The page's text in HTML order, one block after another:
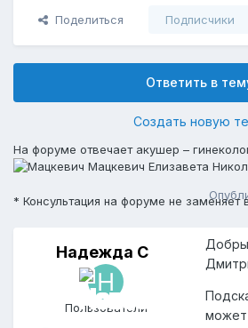
Поделиться Подписчики
Ответить в
Создать новую
На форуме отвечает акушер –
Мацкевич Елизавета
* Консультация на форуме не заменяет
Н
а
д
е
ж
Надежда С
Пользователи
может